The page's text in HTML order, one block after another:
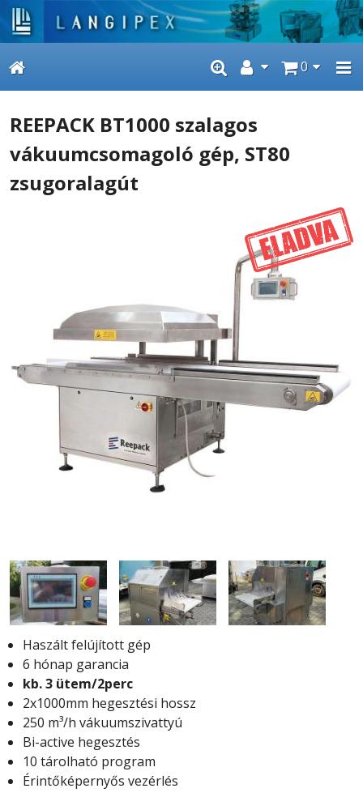
0
REEPACK BT1000 szalagos
vákuumcsomagoló gép, ST80
zsugoralagút
Haszált felújított gép
6 hónap garancia
kb. 3 ütem/2perc
2x1000mm hegesztési hossz
250 m³/h vákuumszivattyú
Bi-active hegesztés
10 tárolható program
Érintőképernyős vezérlés